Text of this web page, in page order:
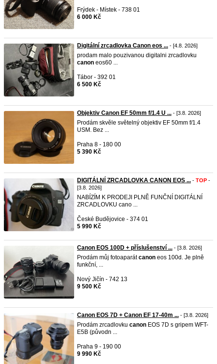
Frýdek - Místek - 738 01
6 000 Kč
Digitální zrcadlovka Canon eos ... - [4.8. 2026]
prodam malo pouzivanou digitalni zrcadlovku
canon eos60 ...
Tábor - 392 01
6 500 Kč
Objektiv Canon EF 50mm f/1.4 U ... - [3.8. 2026]
Prodám skvěle světelný objektiv EF 50mm f/1.4
USM. Bez ...
Praha 8 - 180 00
5 390 Kč
DIGITÁLNÍ ZRCADLOVKA CANON EOS ... - TOP -
[3.8. 2026]
NABÍZÍM K PRODEJI PLNĚ FUNČNÍ DIGITÁLNÍ
ZRCADLOVKU cano ...
České Budějovice - 374 01
5 990 Kč
Canon EOS 100D + příslušenství ... - [3.8. 2026]
Prodám můj fotoaparátcanon eos 100d. Je plně
funkční, ...
Nový Jičín - 742 13
9 500 Kč
Canon EOS 7D + Canon EF 17-40m ... - [3.8. 2026]
Prodám zrcadlovku canon EOS 7D s gripem WFT-
E5B (původn ...
Praha 9 - 190 00
9 990 Kč